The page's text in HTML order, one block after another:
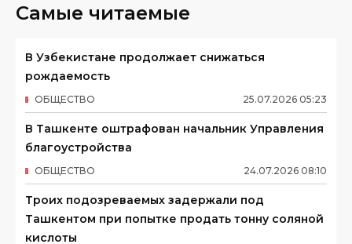
Самые читаемые
В Узбекистане продолжает снижаться
рождаемость
25.07.2026 05:23
ОБЩЕСТВО
В Ташкенте оштрафован начальник Управления
благоустройства
24.07.2026 08:10
ОБЩЕСТВО
Троих подозреваемых задержали под
Ташкентом при попытке продать тонну соляной
кислоты